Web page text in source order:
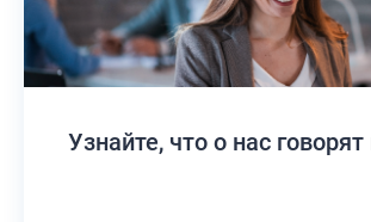
Узнайте,что о нас